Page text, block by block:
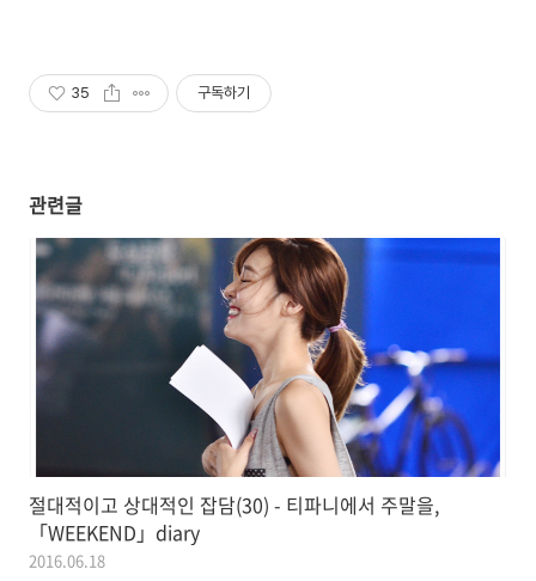
35 구독하기
관련글
절대적이고 상대적인 잡담(30) - 티파니에서 주말을,
「WEEKEND」diary
2016.06.18